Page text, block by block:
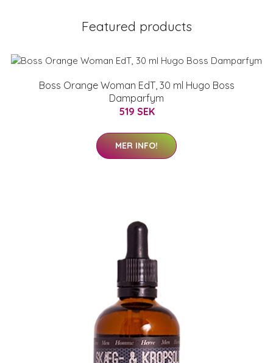
Featured products
Boss Orange Woman EdT, 30 ml Hugo Boss
Damparfym
519 SEK
MER INFO!